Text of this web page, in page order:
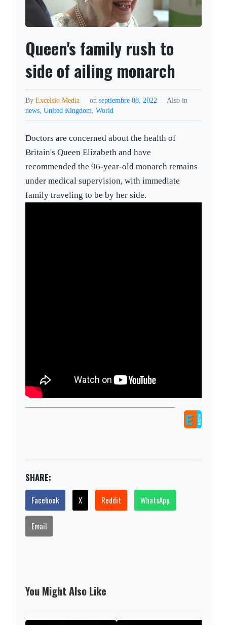
Queen's family rush to
side of ailing monarch
ByExcelsio Media on septiembre 08, 2022
Also in
news,United Kingdom,World
Doctors are concerned about the health of
Britain's Queen Elizabeth and have
recommended the 96-year-old monarch remains
under medical supervision, with immediate
family traveling to be by her side.
SHARE:
Facebook X Reddit WhatsApp
Email
You Might Also Like